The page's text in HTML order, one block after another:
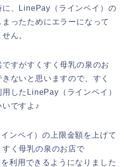
、LinePay（ラインペイ）の
ったためにエラーになって
ん。
すがすくすく母乳の泉のお
ないと思いますので、すく
したLinePay（ラインペイ）
ですよ♪
ンペイ）の上限金額を上げて
く母乳の泉のお店で
利用できるようになりました